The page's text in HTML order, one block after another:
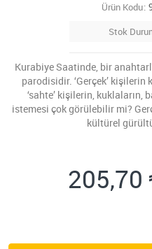
Ürün Kodu
Stok
Kurabiye Saatinde, bir
parodisidir. ‘Gerçek’
‘sahte’ kişilerin, kuklaların,
istemesi çok görülebilir mi?
kültürel
205,70